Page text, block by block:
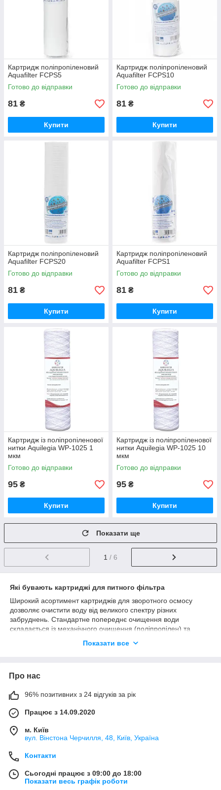
Картридж поліпропіленовий
Aquafilter FCPS5
Готово до відправки
81 ₴
Купити
Картридж поліпропіленовий
Aquafilter FCPS10
Готово до відправки
81 ₴
Купити
Картридж поліпропіленовий
Aquafilter FCPS20
Готово до відправки
81 ₴
Купити
Картридж поліпропіленовий
Aquafilter FCPS1
Готово до відправки
81 ₴
Купити
Картридж із поліпропіленової
нитки Aquilegia WР-1025 1
мкм
Готово до відправки
95 ₴
Купити
Картридж із поліпропіленової
нитки Aquilegia WР-1025 10
мкм
Готово до відправки
95 ₴
Купити
Показати ще
1 / 6
Які бувають картриджі для питного фільтра
Широкий асортимент картриджів для зворотного осмосу
дозволяє очистити воду від великого спектру різних
забруднень. Стандартне попереднє очищення води
складається із механічного очищення (поліпропілен) та
використовуватися картриджі знелалізнення або
продуктивності. Мембрана забезпечує ультратонке очищення
постфільтр проводить фінішне доочищення, покращує смак і
використовуватися мінералізатор і структуризатор для
Замовити змінні картриджі з самовивозом у м. Київ, або з
доставкою по Україні ви можете в інтернет-магазині
ФільтрПоінт. Менеджери магазину допоможуть підібрати
Показати все
Про нас
96% позитивних з 24 відгуків за рік
Працює з 14.09.2020
м. Київ
вул. Вінстона Черчилля, 48, Київ, Україна
Контакти
Сьогодні працює з 09:00 до 18:00
Показати весь графік роботи